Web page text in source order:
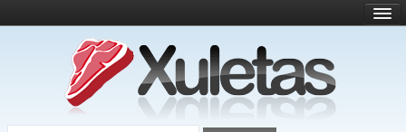
¿Qué es esto?
Directorio